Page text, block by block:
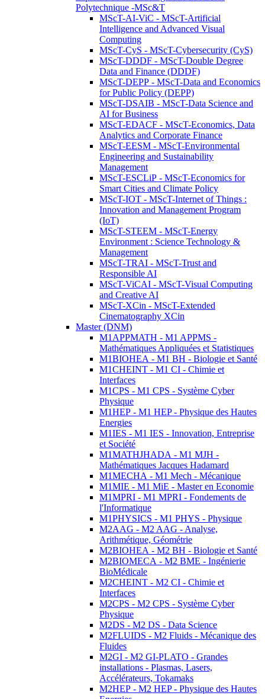
Polytechnique -MSc&T
MScT-AI-ViC - MScT-Artificial
Intelligence and Advanced Visual
Computing
MScT-CyS - MScT-Cybersecurity (CyS)
MScT-DDDF - MScT-Double Degree
Data and Finance (DDDF)
MScT-DEPP - MScT-Data and Economics
for Public Policy (DEPP)
MScT-DSAIB - MScT-Data Science and
AI for Business
MScT-EDACF - MScT-Economics, Data
Analytics and Corporate Finance
MScT-EESM - MScT-Environmental
Engineering and Sustainability
Management
MScT-ESCLiP - MScT-Economics for
Smart Cities and Climate Policy
MScT-IOT - MScT-Internet of Things :
Innovation and Management Program
(IoT)
MScT-STEEM - MScT-Energy
Environment : Science Technology &
Management
MScT-TRAI - MScT-Trust and
Responsible AI
MScT-ViCAI - MScT-Visual Computing
and Creative AI
MScT-XCin - MScT-Extended
Cinematography XCin
Master (DNM)
M1APPMATH - M1 APPMS -
Mathématiques Appliquées et Statistiques
M1BIOHEA - M1 BH - Biologie et Santé
M1CHEINT - M1 CI - Chimie et
Interfaces
M1CPS - M1 CPS - Système Cyber
Physique
M1HEP - M1 HEP - Physique des Hautes
Energies
M1IES - M1 IES - Innovation, Entreprise
et Société
M1MATHJHADA - M1 MJH -
Mathématiques Jacques Hadamard
M1MECHA - M1 Mech - Mécanique
M1MIE - M1 MiE - Master en Economie
M1MPRI - M1 MPRI - Fondements de
l'Informatique
M1PHYSICS - M1 PHYS - Physique
M2AAG - M2 AAG - Analyse,
Arithmétique, Géométrie
M2BIOHEA - M2 BH - Biologie et Santé
M2BIOMECA - M2 BME - Ingénierie
BioMédicale
M2CHEINT - M2 CI - Chimie et
Interfaces
M2CPS - M2 CPS - Système Cyber
Physique
M2DS - M2 DS - Data Science
M2FLUIDS - M2 Fluids - Mécanique des
Fluides
M2GI - M2 GI-PLATO - Grandes
installations - Plasmas, Lasers,
Accélérateurs, Tokamaks
M2HEP - M2 HEP - Physique des Hautes